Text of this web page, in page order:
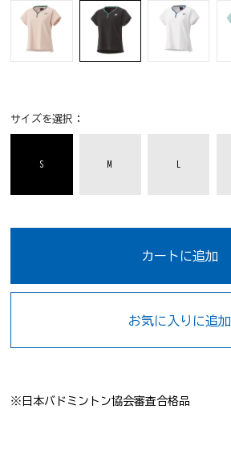
サイズを選択：
S M
カートに追加
お気に入りに追加
※日本バドミントン協会審査合格品